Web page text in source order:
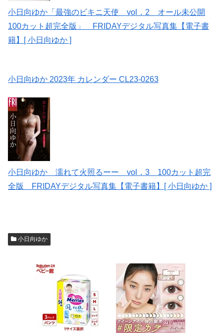
小日向ゆか「最強のビキニ天使 vol．2 オール未公開
100カット超完全版」 FRIDAYデジタル写真集【電子書
籍】[ 小日向ゆか ]
小日向ゆか 2023年 カレンダー CL23-0263
小日向ゆか 濡れて火照るーー vol．3 100カット超完
全版 FRIDAYデジタル写真集【電子書籍】[ 小日向ゆか ]
小日向ゆか